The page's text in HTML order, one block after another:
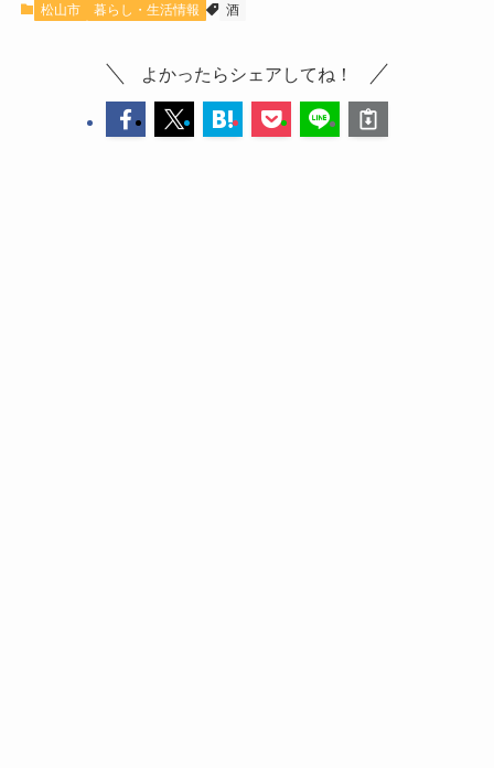
松山市 暮らし・生活情報 酒
よかったらシェアしてね！